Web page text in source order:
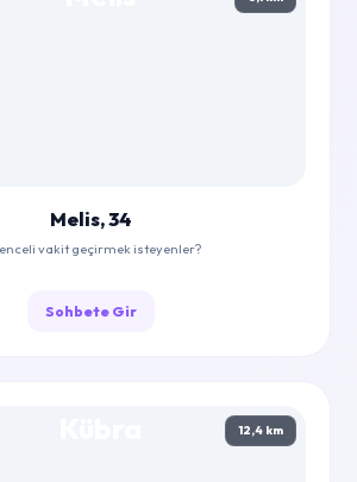
Melis, 34
vakit geçirmek isteyenler?
Sohbete Gir
12,4 km